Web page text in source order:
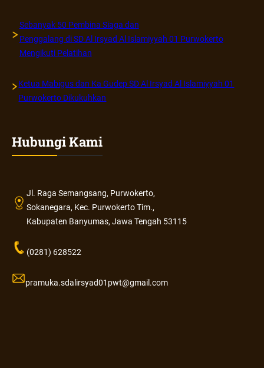
Sebanyak 50 Pembina Siaga dan
Penggalang di SD Al Irsyad Al Islamiyyah 01 Purwokerto
Mengikuti Pelatihan
Ketua Mabigus dan Ka Gudep SD Al Irsyad Al Islamiyyah 01
Purwokerto Dikukuhkan
Hubungi Kami
Jl. Raga Semangsang, Purwokerto,
Sokanegara, Kec. Purwokerto Tim.,
Kabupaten Banyumas, Jawa Tengah 53115
(0281) 628522
pramuka.sdalirsyad01pwt@gmail.com